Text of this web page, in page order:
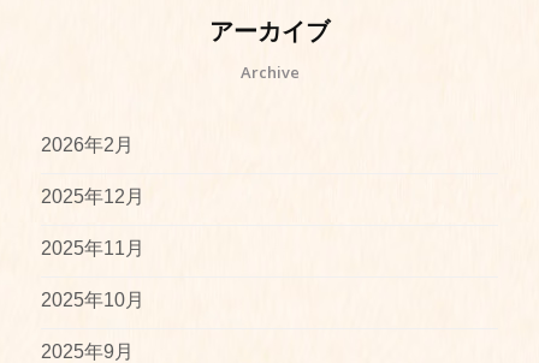
アーカイブ
Archive
2026年2月
2025年12月
2025年11月
2025年10月
2025年9月